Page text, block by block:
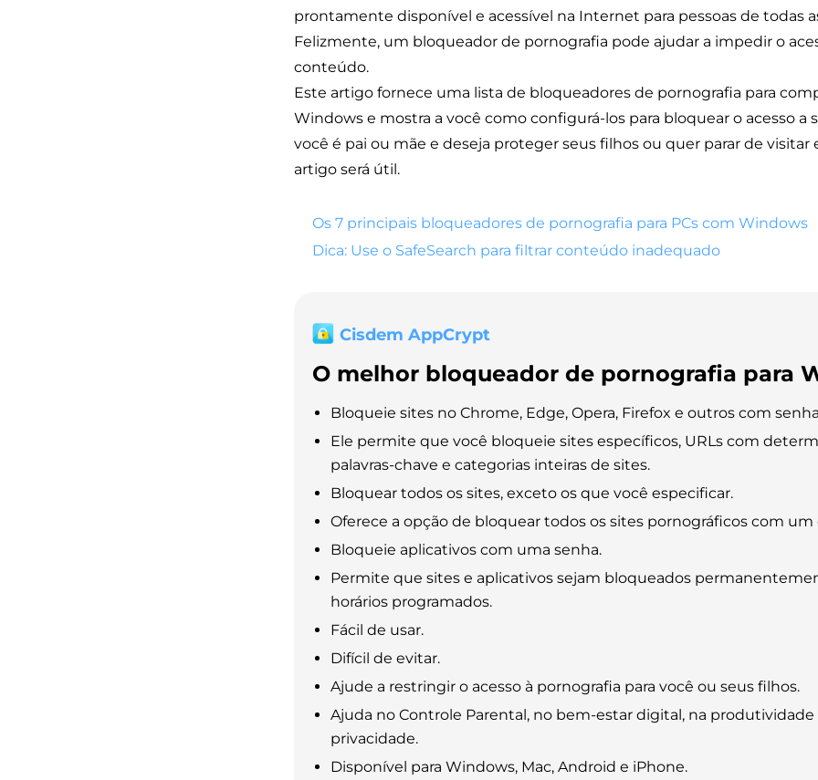
prontamente disponível e acessível na Internet para pessoas de todas
Felizmente, um bloqueador de pornografia pode ajudar a impedir o
conteúdo.
Este artigo fornece uma lista de bloqueadores de pornografia para
Windows e mostra a você como configurá-los para bloquear o acesso a
você é pai ou mãe e deseja proteger seus filhos ou quer parar de visitar
artigo será útil.
Os 7 principais bloqueadores de pornografia para PCs com Windows
Dica: Use o SafeSearch para filtrar conteúdo inadequado
Cisdem AppCrypt
O melhor bloqueador de pornografia para
Bloqueie sites no Chrome, Edge, Opera, Firefox e outros com
Ele permite que você bloqueie sites específicos, URLs com
palavras-chave e categorias inteiras de sites.
Bloquear todos os sites, exceto os que você especificar.
Oferece a opção de bloquear todos os sites pornográficos com um
Bloqueie aplicativos com uma senha.
Permite que sites e aplicativos sejam bloqueados
horários programados.
Fácil de usar.
Difícil de evitar.
Ajude a restringir o acesso à pornografia para você ou seus filhos.
Ajuda no Controle Parental, no bem-estar digital, na produtividade
privacidade.
Disponível para Windows, Mac, Android e iPhone.